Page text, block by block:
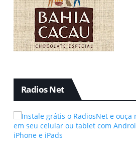
Radios Net